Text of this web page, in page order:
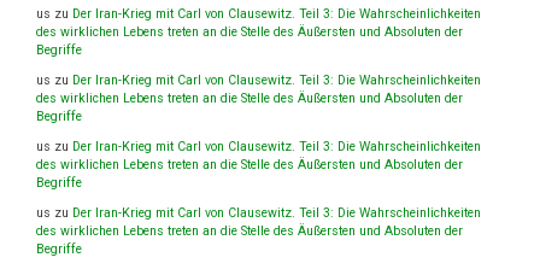
us zu Der Iran-Krieg mit Carl von Clausewitz. Teil 3: Die Wahrscheinlichkeiten
des wirklichen Lebens treten an die Stelle des Äußersten und Absoluten der
Begriffe
us zu Der Iran-Krieg mit Carl von Clausewitz. Teil 3: Die Wahrscheinlichkeiten
des wirklichen Lebens treten an die Stelle des Äußersten und Absoluten der
Begriffe
us zu Der Iran-Krieg mit Carl von Clausewitz. Teil 3: Die Wahrscheinlichkeiten
des wirklichen Lebens treten an die Stelle des Äußersten und Absoluten der
Begriffe
us zu Der Iran-Krieg mit Carl von Clausewitz. Teil 3: Die Wahrscheinlichkeiten
des wirklichen Lebens treten an die Stelle des Äußersten und Absoluten der
Begriffe